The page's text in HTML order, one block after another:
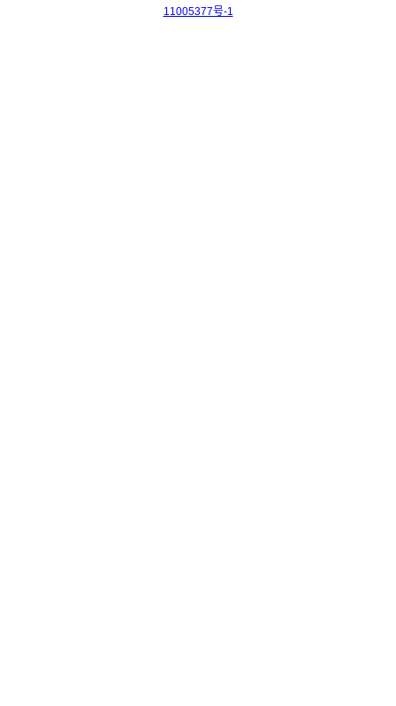
11005377号-1